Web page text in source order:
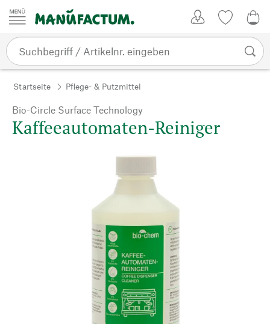
Zum Inhalt springen
Startseite Pflege- & Putzmittel
Bio-Circle Surface Technology
Kaffeeautomaten-Reiniger